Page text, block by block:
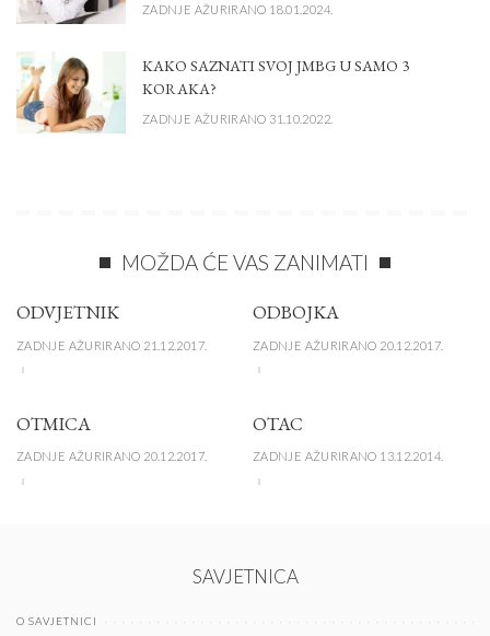
ZADNJE AŽURIRANO 18.01.2024.
KAKO SAZNATI SVOJ JMBG U SAMO 3
KORAKA?
ZADNJE AŽURIRANO 31.10.2022.
MOŽDA ĆE VAS ZANIMATI
ODVJETNIK
ZADNJE AŽURIRANO 21.12.2017.
ODBOJKA
ZADNJE AŽURIRANO 20.12.2017.
OTMICA
ZADNJE AŽURIRANO 20.12.2017.
OTAC
ZADNJE AŽURIRANO 13.12.2014.
SAVJETNICA
O SAVJETNICI